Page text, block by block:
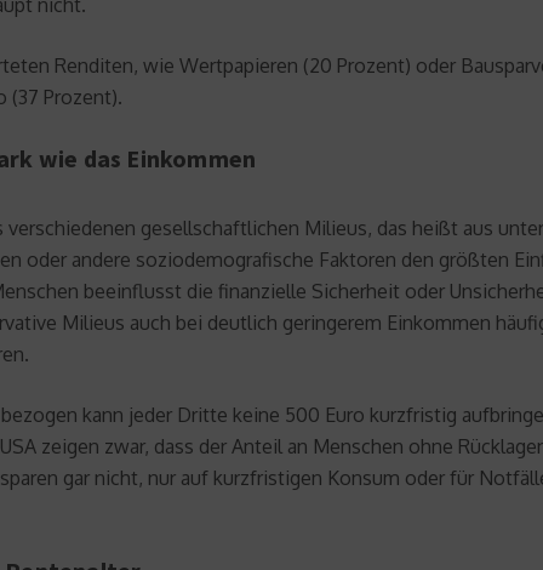
nicht.
Renditen, wie Wertpapieren (20 Prozent) oder
(37 Prozent).
wie das Einkommen
gesellschaftlichen Milieus, das heißt aus
oder andere soziodemografische Faktoren den größten
beeinflusst die finanzielle Sicherheit oder
Milieus auch bei deutlich geringerem Einkommen
kann jeder Dritte keine 500 Euro kurzfristig
zeigen zwar, dass der Anteil an Menschen ohne
gar nicht, nur auf kurzfristigen Konsum oder für